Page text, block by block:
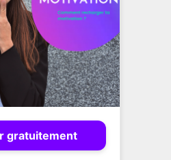
gratuitement